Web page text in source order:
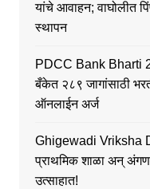
यांचे आवाहन; वाघोलीत
स्थापन
PDCC Bank Bharti
बँकेत २८९ जागांसाठी
ऑनलाईन अर्ज
Ghigewadi Vriksha
प्राथमिक शाळा अन्
उत्साहात!